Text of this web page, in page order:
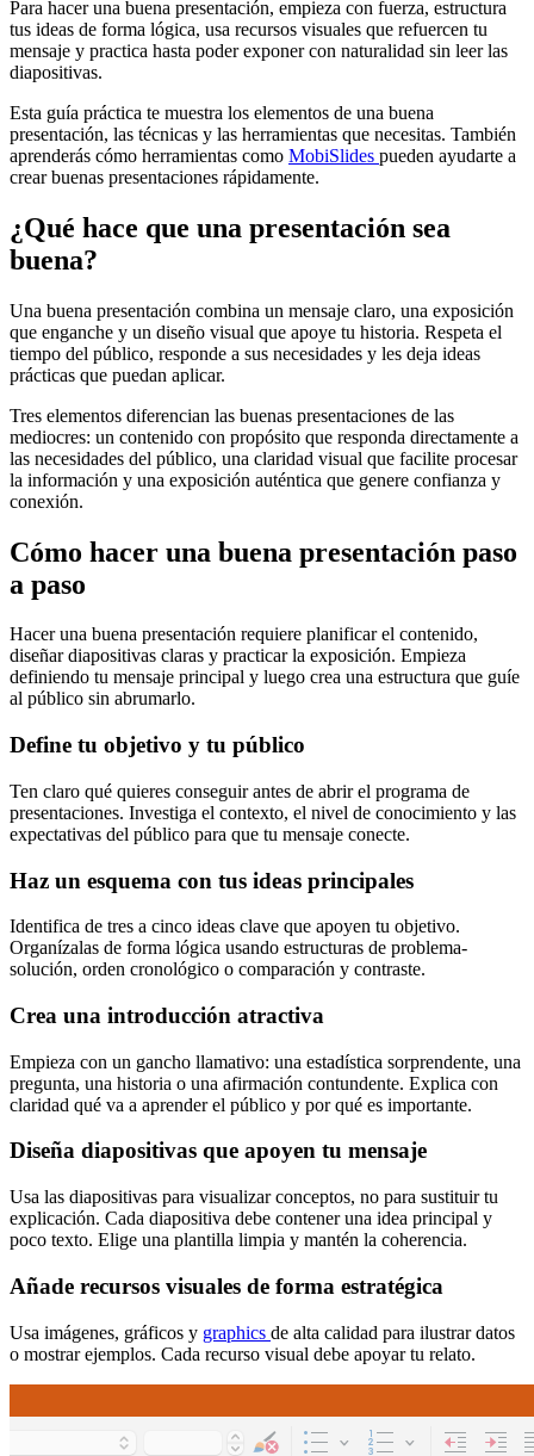
Para hacer una buena presentación, empieza con fuerza, estructura
tus ideas de forma lógica, usa recursos visuales que refuercen tu
mensaje y practica hasta poder exponer con naturalidad sin leer las
diapositivas.
Esta guía práctica te muestra los elementos de una buena
presentación, las técnicas y las herramientas que necesitas. También
aprenderás cómo herramientas como MobiSlides pueden ayudarte a
crear buenas presentaciones rápidamente.
¿Qué hace que una presentación sea
buena?
Una buena presentación combina un mensaje claro, una exposición
que enganche y un diseño visual que apoye tu historia. Respeta el
tiempo del público, responde a sus necesidades y les deja ideas
prácticas que puedan aplicar.
Tres elementos diferencian las buenas presentaciones de las
mediocres: un contenido con propósito que responda directamente a
las necesidades del público, una claridad visual que facilite procesar
la información y una exposición auténtica que genere confianza y
conexión.
Cómo hacer una buena presentación paso
a paso
Hacer una buena presentación requiere planificar el contenido,
diseñar diapositivas claras y practicar la exposición. Empieza
definiendo tu mensaje principal y luego crea una estructura que guíe
al público sin abrumarlo.
Define tu objetivo y tu público
Ten claro qué quieres conseguir antes de abrir el programa de
presentaciones. Investiga el contexto, el nivel de conocimiento y las
expectativas del público para que tu mensaje conecte.
Haz un esquema con tus ideas principales
Identifica de tres a cinco ideas clave que apoyen tu objetivo.
Organízalas de forma lógica usando estructuras de problema-
solución, orden cronológico o comparación y contraste.
Crea una introducción atractiva
Empieza con un gancho llamativo: una estadística sorprendente, una
pregunta, una historia o una afirmación contundente. Explica con
claridad qué va a aprender el público y por qué es importante.
Diseña diapositivas que apoyen tu mensaje
Usa las diapositivas para visualizar conceptos, no para sustituir tu
explicación. Cada diapositiva debe contener una idea principal y
poco texto. Elige una plantilla limpia y mantén la coherencia.
Añade recursos visuales de forma estratégica
Usa imágenes, gráficos y graphics de alta calidad para ilustrar datos
o mostrar ejemplos. Cada recurso visual debe apoyar tu relato.